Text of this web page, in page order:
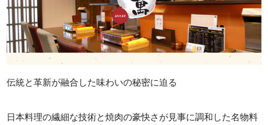
伝統と革新が融合した味わいの秘密に迫る
日本料理の繊細な技術と焼肉の豪快さが見事に調和した名物料